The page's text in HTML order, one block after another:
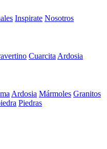
Inspirate Nosotros
Cuarcita Ardosia
Ardosia Mármoles Granitos
Piedras